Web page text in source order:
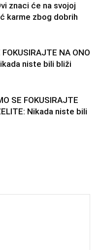
znaci će na svojoj
karme zbog dobrih
NA ONO
niste bili bliži
SE FOKUSIRAJTE
Nikada niste bili